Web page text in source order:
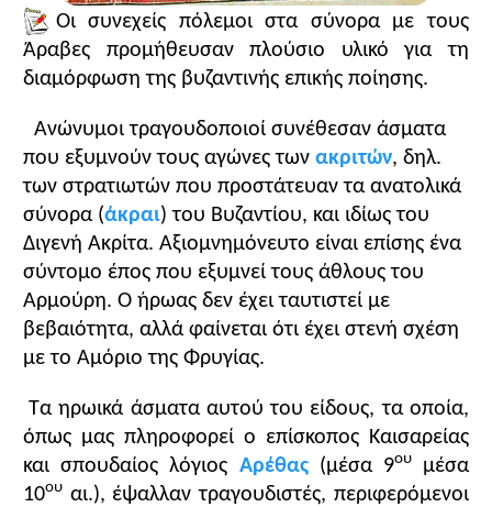
Οι συνεχείς πόλεμοι στα σύνορα με τους
Άραβες προμήθευσαν πλούσιο υλικό για τη
διαμόρφωση της βυζαντινής επικής ποίησης.
Ανώνυμοι τραγουδοποιοί συνέθεσαν άσματα
που εξυμνούν τους αγώνες των ακριτών, δηλ.
των στρατιωτών που προστάτευαν τα ανατολικά
σύνορα (άκραι) του Βυζαντίου, και ιδίως του
Διγενή Ακρίτα. Αξιομνημόνευτο είναι επίσης ένα
σύντομο έπος που εξυμνεί τους άθλους του
Αρμούρη. Ο ήρωας δεν έχει ταυτιστεί με
βεβαιότητα, αλλά φαίνεται ότι έχει στενή σχέση
με το Αμόριο της Φρυγίας.
Τα ηρωικά άσματα αυτού του είδους, τα οποία,
όπως μας πληροφορεί ο επίσκοπος Καισαρείας
και σπουδαίος λόγιος Αρέθας(μέσα 9ουμέσα
10ου αι.), έψαλλαν τραγουδιστές, περιφερόμενοι